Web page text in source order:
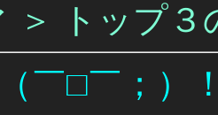
＞
トップ
（￣□￣；）